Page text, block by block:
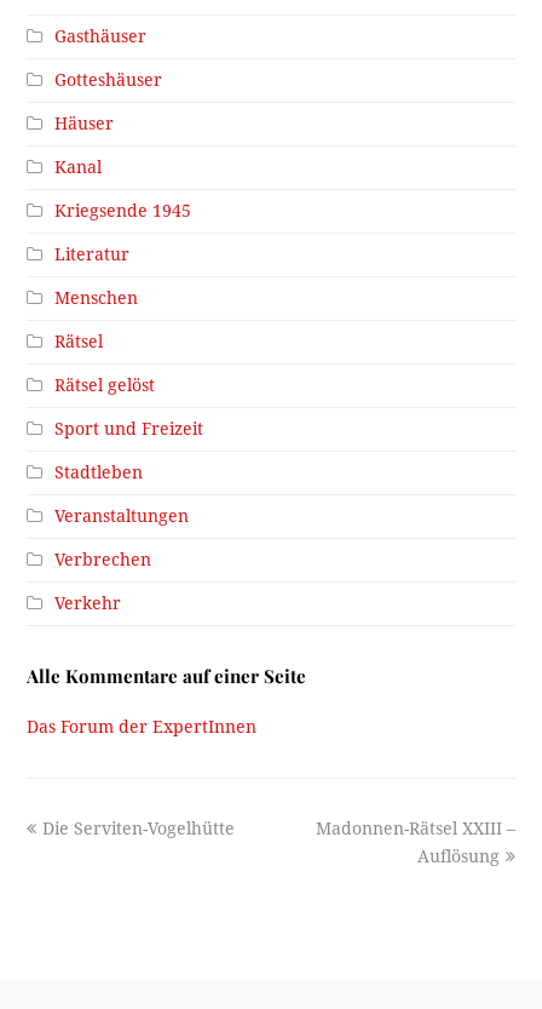
Gasthäuser
Gotteshäuser
Häuser
Kanal
Kriegsende 1945
Literatur
Menschen
Rätsel
Rätsel gelöst
Sport und Freizeit
Stadtleben
Veranstaltungen
Verbrechen
Verkehr
Alle Kommentare auf einer Seite
Das Forum der ExpertInnen
previous
Die Serviten-Vogelhütte
next
Madonnen-Rätsel XXIII –
Auflösung